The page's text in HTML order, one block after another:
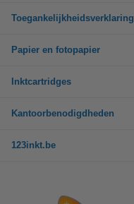
Toegankelijkheidsverklaring
Papier en fotopapier
Inktcartridges
Kantoorbenodigdheden
123inkt.be